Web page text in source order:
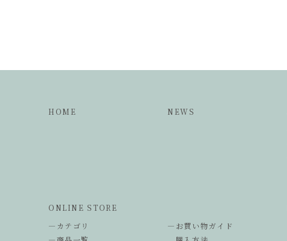
HOME NEWS
ONLINE STORE
―カテゴリ
―お買い物ガイド